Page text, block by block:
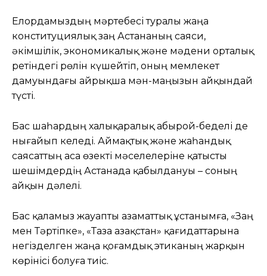
Елордамыздың мәртебесі туралы жаңа
конституциялық заң Астананың саяси,
әкімшілік, экономикалық және мәдени орталық
ретіндегі рөлін күшейтіп, оның мемлекет
дамуындағы айрықша мән-маңызын айқындай
түсті.
Бас шаһардың халықаралық абырой-беделі де
нығайып келеді. Аймақтық және жаһандық
саясаттың аса өзекті мәселелеріне қатысты
шешімдердің Астанада қабылдануы – соның
айқын дәлелі.
Бас қаламыз жауапты азаматтық ұстанымға, «Заң
мен Тәртіпке», «Таза Қазақстан» қағидаттарына
негізделген жаңа қоғамдық этиканың жарқын
көрінісі болуға тиіс.